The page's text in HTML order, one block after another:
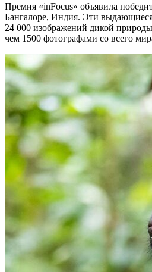
Премия «inFocus» объявила
Бангалоре, Индия. Эти
24 000 изображений дикой
чем 1500 фотографами со всего